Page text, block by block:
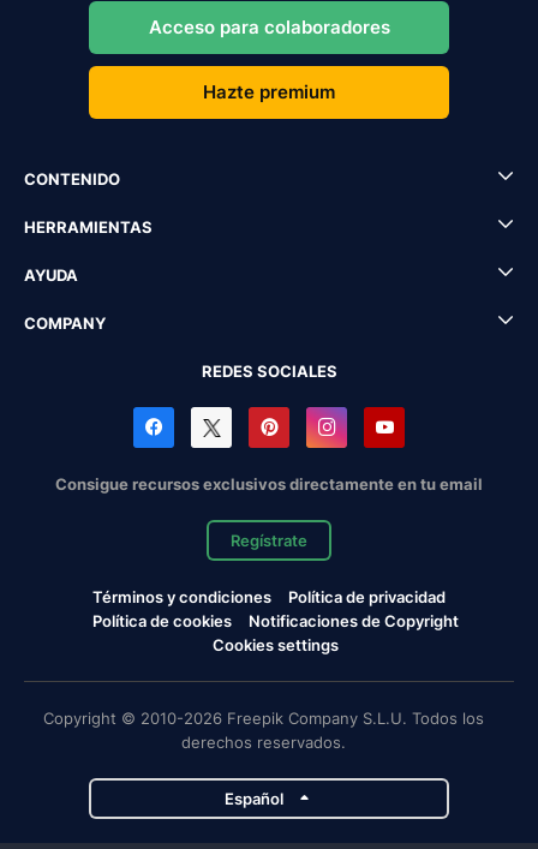
Acceso para colaboradores
Hazte premium
CONTENIDO
HERRAMIENTAS
AYUDA
COMPANY
REDES SOCIALES
Consigue recursos exclusivos directamente en tu email
Regístrate
Términos y condiciones
Política de privacidad
Política de cookies
Notificaciones de Copyright
Cookies settings
Copyright © 2010-2026 Freepik Company S.L.U. Todos los
derechos reservados.
Español